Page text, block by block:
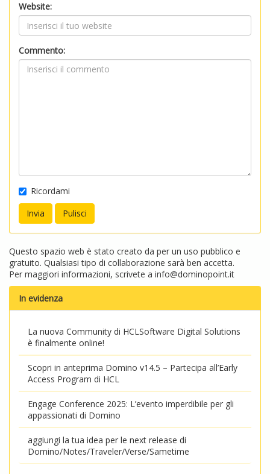
Website:
Commento:
Ricordami
Questo spazio web è stato creato da per un uso pubblico e
gratuito. Qualsiasi tipo di collaborazione sarà ben accetta.
Per maggiori informazioni, scrivete a info@dominopoint.it
In evidenza
La nuova Community di HCLSoftware Digital Solutions
è finalmente online!
Scopri in anteprima Domino v14.5 – Partecipa all’Early
Access Program di HCL
Engage Conference 2025: L’evento imperdibile per gli
appassionati di Domino
aggiungi la tua idea per le next release di
Domino/Notes/Traveler/Verse/Sametime